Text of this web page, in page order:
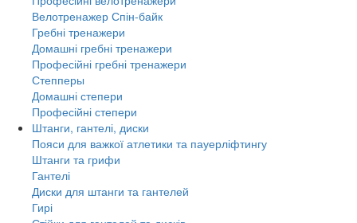
Велотренажер Спін-байк
Гребні тренажери
Домашні гребні тренажери
Професійні гребні тренажери
Степперы
Домашні степери
Професійні степери
Штанги, гантелі, диски
Пояси для важкої атлетики та пауерліфтингу
Штанги та грифи
Гантелі
Диски для штанги та гантелей
Гирі